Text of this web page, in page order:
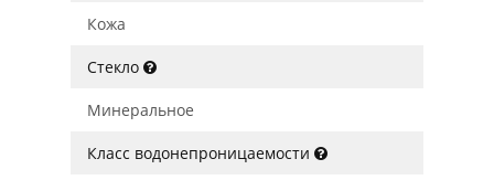
Кожа
Стекло
Минеральное
Класс водонепроницаемости